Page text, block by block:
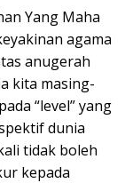
Yang Maha
agama
anugerah
kita masing-
“level” yang
dunia
tidak boleh
kepada